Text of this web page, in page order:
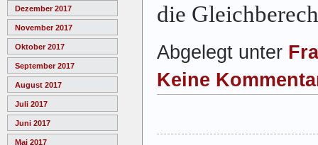
Dezember 2017
November 2017
Oktober 2017
September 2017
August 2017
Juli 2017
Juni 2017
Mai 2017
die
Abgelegt unter
Keine